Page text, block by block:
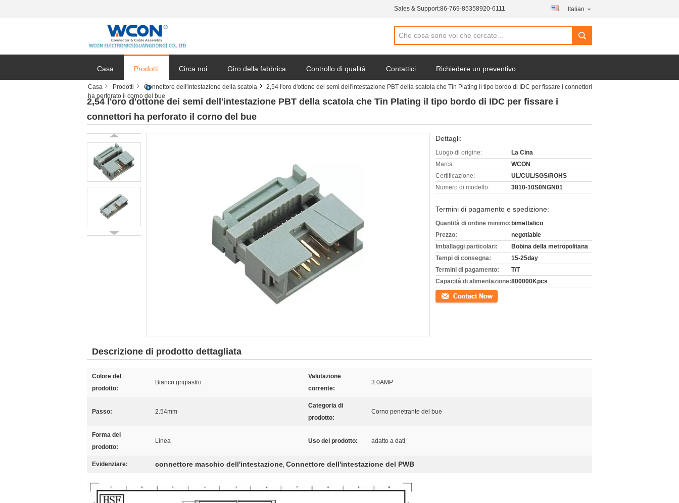
Sales & Support:86-769-85358920-6111 Italian
Casa Prodotti Circa noi Giro della fabbrica Controllo di qualità Contattici Richiedere un preventivo
Casa Prodotti Connettore dell'intestazione della scatola
2,54 l'oro d'ottone dei semi dell'intestazione PBT della scatola che Tin Plating il tipo bordo di IDC per fissare i connettori
ha perforato il corno del bue
2,54 l'oro d'ottone dei semi dell'intestazione PBT della scatola che Tin Plating il tipo bordo di IDC per fissare i
connettori ha perforato il corno del bue
Dettagli:
Luogo di origine:
La Cina
Marca:
WCON
Certificazione:
UL/CUL/SGS/ROHS
Numero di modello:
3810-10S0NGN01
Termini di pagamento e spedizione:
Quantità di ordine minimo: bimettalico
Prezzo:
negotiable
Imballaggi particolari:
Bobina della metropolitana
Tempi di consegna:
15-25day
Termini di pagamento:
T/T
Capacità di alimentazione:800000Kpcs
Contatto
Descrizione di prodotto dettagliata
Colore del
prodotto:
Bianco grigiastro
Valutazione
corrente:
3.0AMP
Passo: 2.54mm
Categoria di
prodotto:
Corno penetrante del bue
Forma del
prodotto:
Linea Uso del prodotto: adatto a dati
Evidenziare: connettore maschio dell'intestazione, Connettore dell'intestazione del PWB